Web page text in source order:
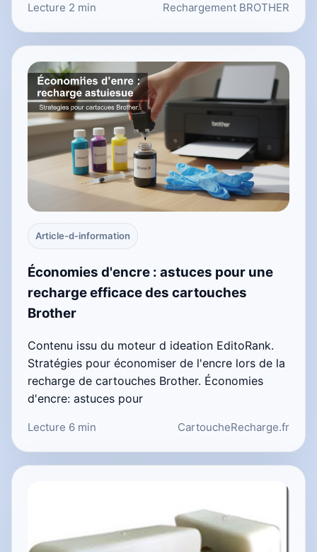
Lecture 2 min Rechargement BROTHER
Article-d-information
Économies d'encre : astuces pour une
recharge efficace des cartouches
Brother
Contenu issu du moteur d ideation EditoRank.
Stratégies pour économiser de l'encre lors de la
recharge de cartouches Brother. Économies
d'encre: astuces pour
Lecture 6 min CartoucheRecharge.fr